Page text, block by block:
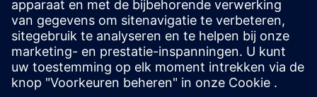
Aanvullende informatie en bronnen
Transformatie in medische technologie
Een brug slaan tussen IT en OT